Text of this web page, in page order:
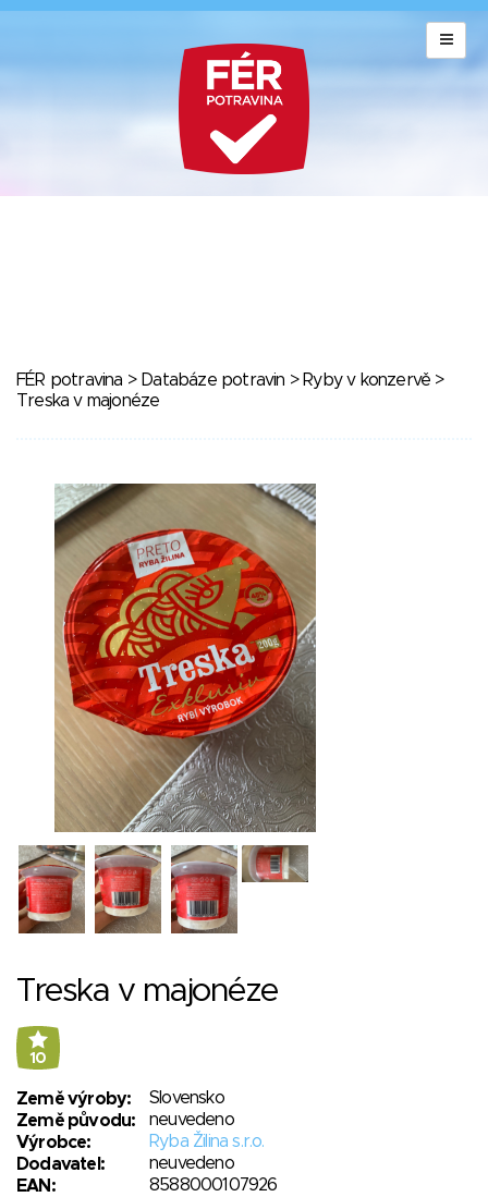
FÉR potravina > Databáze potravin > Ryby v konzervě >
Treska v majonéze
Treska v majonéze
10
Země výroby:
Slovensko
Země původu:
neuvedeno
Výrobce:
Ryba Žilina s.r.o.
Dodavatel:
neuvedeno
EAN:
8588000107926